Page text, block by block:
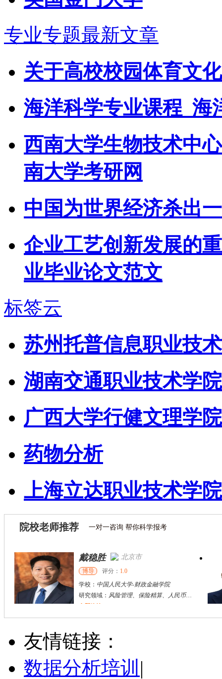
专业专题最新文章
关于高校校园体育文
海洋科学专业课程_海
西南大学生物技术中
南大学考研网
中国为世界经济杀出
企业工艺创新发展的
业毕业论文范文
标签云
苏州托普信息职业技
湖南交通职业技术学院
广西大学行健文理学院
药物分析
上海立达职业技术学院
院校老师推荐 一对一咨询 帮你科学报考
戴稳胜 北京市
博导 评分： 1.0
学校： 中国人民大学-财政金融学院
研究领域： 风险管理、保险精算、人民币国际化
立即咨询
陈传红 武汉市
硕导
学校：中南民族大学
立即咨询
友情链接：
数据分析培训 |